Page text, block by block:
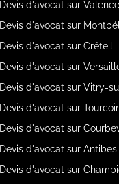
Devis d'avocat sur
Devis d'avocat sur
Devis d'avocat sur Créteil
Devis d'avocat sur
Devis d'avocat sur Vitry-
Devis d'avocat sur
Devis d'avocat sur
Devis d'avocat sur
Devis d'avocat sur